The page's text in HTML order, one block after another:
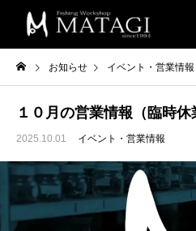
お知らせ イベント・営業情報
１０月の営業情報（臨時休
2025.10.01 イベント・営業情報